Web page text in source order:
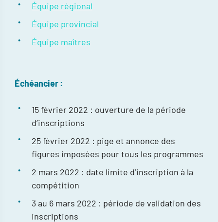
Équipe régional
Équipe provincial
Équipe maîtres
Échéancier :
15 février 2022 : ouverture de la période
d’inscriptions
25 février 2022 : pige et annonce des
figures imposées pour tous les programmes
2 mars 2022 : date limite d’inscription à la
compétition
3 au 6 mars 2022 : période de validation des
inscriptions